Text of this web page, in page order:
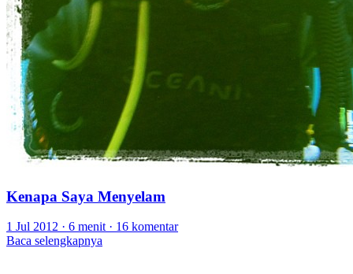
Kenapa Saya Menyelam
1 Jul 2012 · 6 menit · 16 komentar
Baca selengkapnya